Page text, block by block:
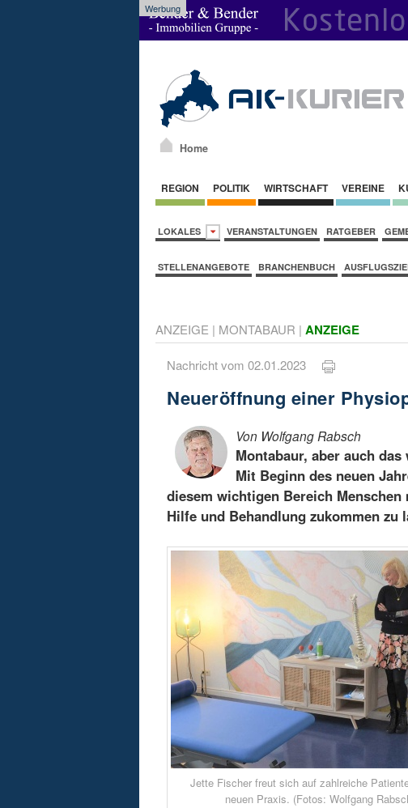
Werbung
Home
REGION POLITIK WIRTSCHAFT VEREINE
LOKALES VERANSTALTUNGEN RATGEBER
STELLENANGEBOTE BRANCHENBUCH
ANZEIGE | MONTABAUR | ANZEIGE
Nachricht vom 02.01.2023
Neueröffnung einer
Von Wolfgang Rabsch
Montabaur, aber auch
Mit Beginn des neuen
diesem wichtigen Bereich
Hilfe und Behandlung zukommen zu
Jette Fischer freut sich auf zahlreiche
neuen Praxis. (Fotos: Wolfgang